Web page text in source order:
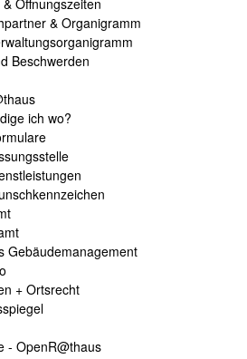
Öffnungszeiten
& Organigramm
Beschwerden
ich wo?
Gebäudemanagement
+ Ortsrecht
- OpenR@thaus